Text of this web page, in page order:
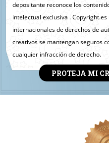
depositante reconoce los
intelectual exclusiva .
internacionales de derechos de
creativos se mantengan seguros
cualquier infracción de derecho.
PROTEJA MI